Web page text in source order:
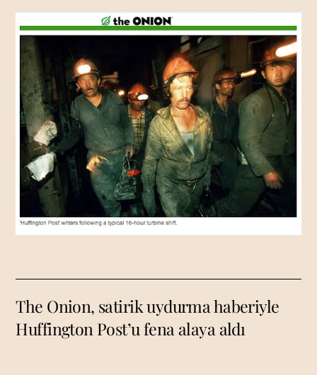
The Onion, satirik uydurma haberiyle
Huffington Post’u fena alaya aldı